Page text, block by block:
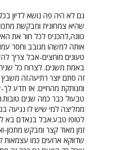
גם לא היה פה נושא לדיון
שהיא צמחונית ומבקשת
כוונה,להכניס לכל חור את
אותה למשהו מגובב וחסר
טעונים מוחצים-אבל צריך
באמת משנים. לצרוח כל
זה סתם יוצר רתיעה.זה משבץ
ומנותקת מהחיים. אז תדע
טבעול כבר כמה שנים
ממליצה למי שיש לו נגיעה
לטופו טבע.אבל בנאדם בא
זמן מאוד קצר ומבקש מתכון-
שדווקא ארועים כמו עצמאות